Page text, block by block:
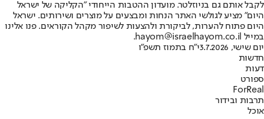
לקבל אותם גם בניוזלטר. מועדון ההטבות הייחודי "הקליקה של ישראל
היום" מציע לגולשי האתר הנחות ומבצעים על מוצרים ושירותים. ישראל
היום פתוח להערות, לביקורת ולהצעות לשיפור מקהל הקוראים. פנו אלינו
במייל hayom@israelhayom.co.il.
יום שישי, 3.7.2026
י"ח בתמוז תשפ"ו
חדשות
דעות
ספורט
ForReal
תרבות ובידור
אוכל